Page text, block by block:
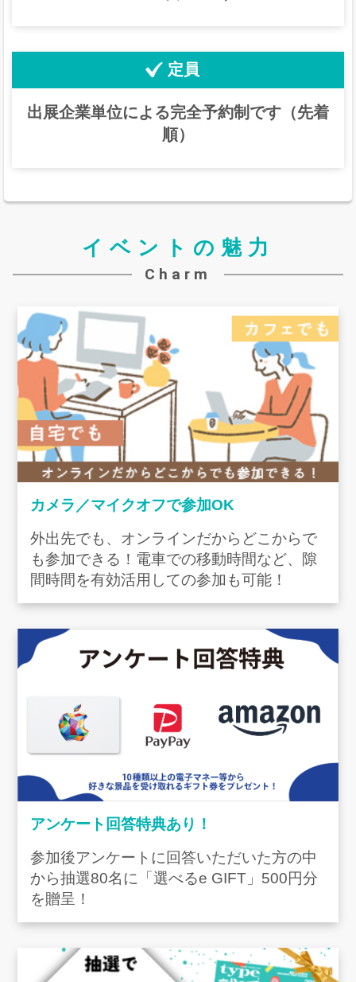
定員
出展企業単位による完全予約制です（先着
順）
イベントの魅力
Charm
カメラ／マイクオフで参加OK
外出先でも、オンラインだからどこからで
も参加できる！電車での移動時間など、隙
間時間を有効活用しての参加も可能！
アンケート回答特典あり！
参加後アンケートに回答いただいた方の中
から抽選80名に「選べるe GIFT」500円分
を贈呈！